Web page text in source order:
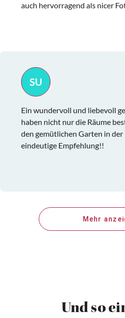
auch hervorragend als nicer
SU
Ein wundervoll und liebevoll
haben nicht nur die Räume
den gemütlichen Garten in der
eindeutige Empfehlung!!
Mehr
Und so